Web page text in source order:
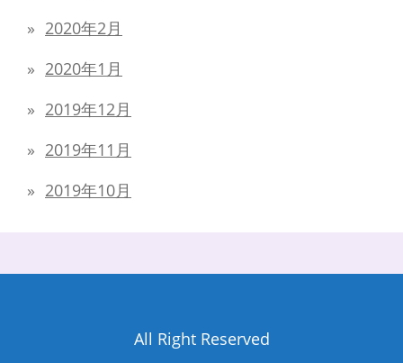
2020年2月
2020年1月
2019年12月
2019年11月
2019年10月
All Right Reserved